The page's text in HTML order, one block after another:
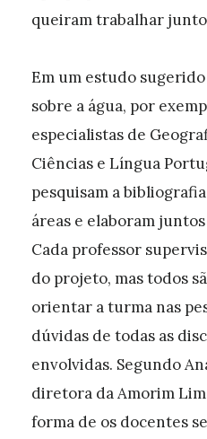
queiram trabalhar
Em um estudo
sobre a água, por
especialistas de
Ciências e Língua
pesquisam a
áreas e elaboram
Cada professor
do projeto, mas todos
orientar a turma nas
dúvidas de todas as
envolvidas. Segundo
diretora da Amorim
forma de os docentes